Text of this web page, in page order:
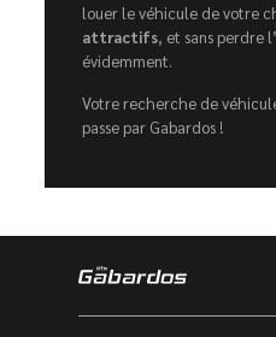
louer le véhicule de votre
attractifs, et sans perdre
évidemment.
Votre recherche de
passe par Gabardos !